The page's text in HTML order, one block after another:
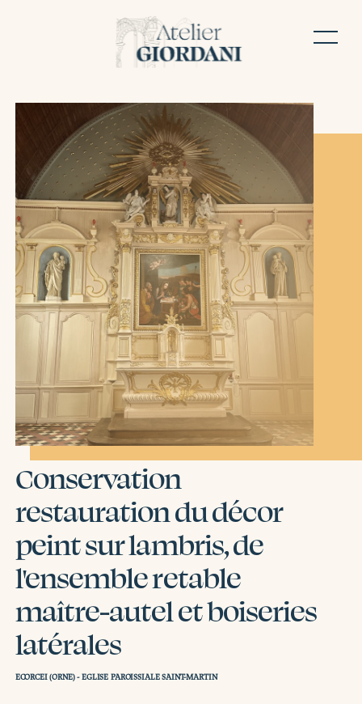
Conservation
restauration du décor
peint sur lambris, de
l'ensemble retable
maître-autel et boiseries
latérales
ECORCEI (ORNE) - EGLISE PAROISSIALE SAINT-MARTIN